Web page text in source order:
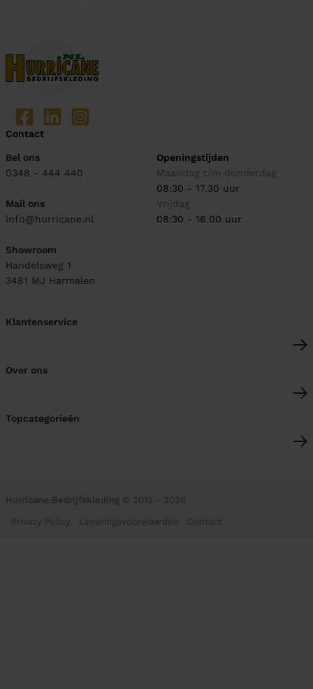
Contact
Bel ons
0348 - 444 440
Mail ons
info@hurricane.nl
Showroom
Handelsweg 1
3481 MJ Harmelen
Openingstijden
Maandag t/m donderdag
08:30 - 17.30 uur
Vrijdag
08:30 - 16.00 uur
Klantenservice
Over ons
Topcategorieën
Hurricane Bedrijfskleding © 2013 - 2026
Privacy Policy Leveringsvoorwaarden Contact